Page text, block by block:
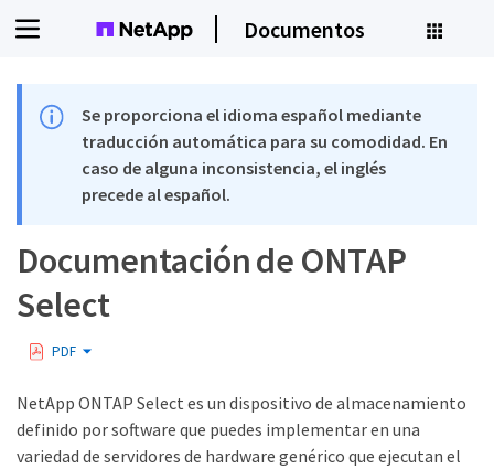
Documentos
Se proporciona el idioma español mediante
traducción automática para su comodidad. En
caso de alguna inconsistencia, el inglés
precede al español.
Documentación de ONTAP
Select
PDF
NetApp ONTAP Select es un dispositivo de almacenamiento
definido por software que puedes implementar en una
variedad de servidores de hardware genérico que ejecutan el